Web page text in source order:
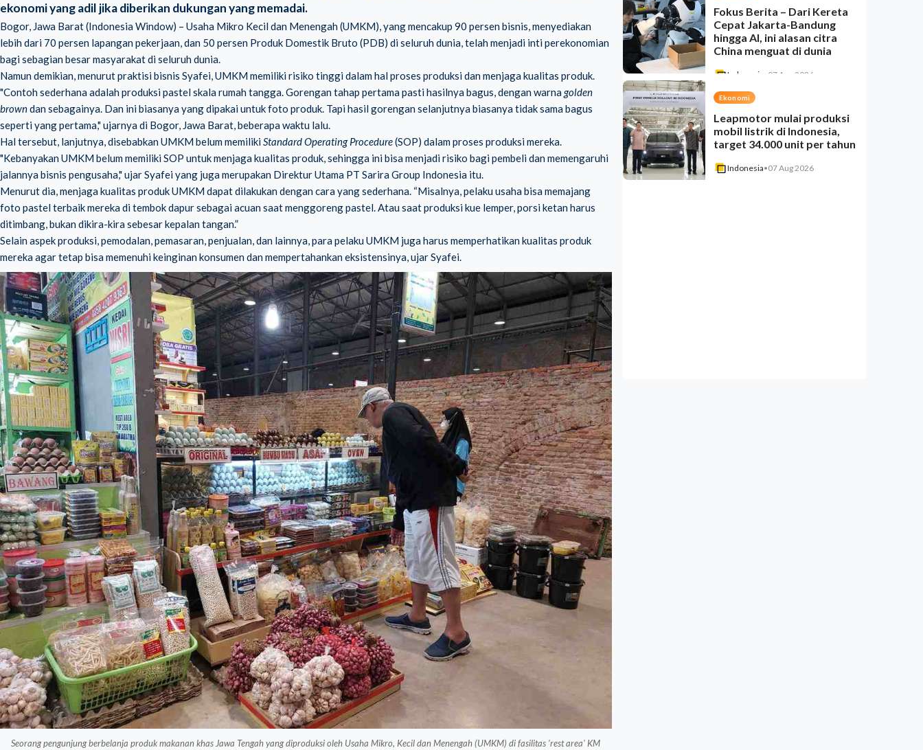
ekonomi yang adil jika diberikan dukungan yang memadai.
Bogor, Jawa Barat (Indonesia Window) – Usaha Mikro Kecil dan Menengah (UMKM), yang mencakup 90 persen bisnis, menyediakan
lebih dari 70 persen lapangan pekerjaan, dan 50 persen Produk Domestik Bruto (PDB) di seluruh dunia, telah menjadi inti perekonomian
bagi sebagian besar masyarakat di seluruh dunia.
Namun demikian, menurut praktisi bisnis Syafei, UMKM memiliki risiko tinggi dalam hal proses produksi dan menjaga kualitas produk.
"Contoh sederhana adalah produksi pastel skala rumah tangga. Gorengan tahap pertama pasti hasilnya bagus, dengan warnagolden
browndan sebagainya. Dan ini biasanya yang dipakai untuk foto produk. Tapi hasil gorengan selanjutnya biasanya tidak sama bagus
seperti yang pertama," ujarnya di Bogor, Jawa Barat, beberapa waktu lalu.
Hal tersebut, lanjutnya, disebabkan UMKM belum memilikiStandard Operating Procedure(SOP) dalam proses produksi mereka.
"Kebanyakan UMKM belum memiliki SOP untuk menjaga kualitas produk, sehingga ini bisa menjadi risiko bagi pembeli dan memengaruhi
jalannya bisnis pengusaha," ujar Syafei yang juga merupakan Direktur Utama PT Sarira Group Indonesia itu.
Menurut dia, menjaga kualitas produk UMKM dapat dilakukan dengan cara yang sederhana. “Misalnya, pelaku usaha bisa memajang
foto pastel terbaik mereka di tembok dapur sebagai acuan saat menggoreng pastel. Atau saat produksi kue lemper, porsi ketan harus
ditimbang, bukan dikira-kira sebesar kepalan tangan.”
Selain aspek produksi, pemodalan, pemasaran, penjualan, dan lainnya, para pelaku UMKM juga harus memperhatikan kualitas produk
mereka agar tetap bisa memenuhi keinginan konsumen dan mempertahankan eksistensinya, ujar Syafei.
Seorang pengunjung berbelanja produk makanan khas Jawa Tengah yang diproduksi oleh Usaha Mikro, Kecil dan Menengah (UMKM) di fasilitas 'rest area' KM
Fokus Berita – Dari Kereta
Cepat Jakarta-Bandung
hingga AI, ini alasan citra
China menguat di dunia
Indonesia 07 Aug 2026
Ekonomi
Leapmotor mulai produksi
mobil listrik di Indonesia,
target 34.000 unit per tahun
Indonesia•07 Aug 2026